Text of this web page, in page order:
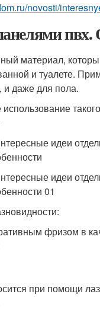
novosti/
материал,
и туалете.
и даже для пола.
фризом в
при помощи